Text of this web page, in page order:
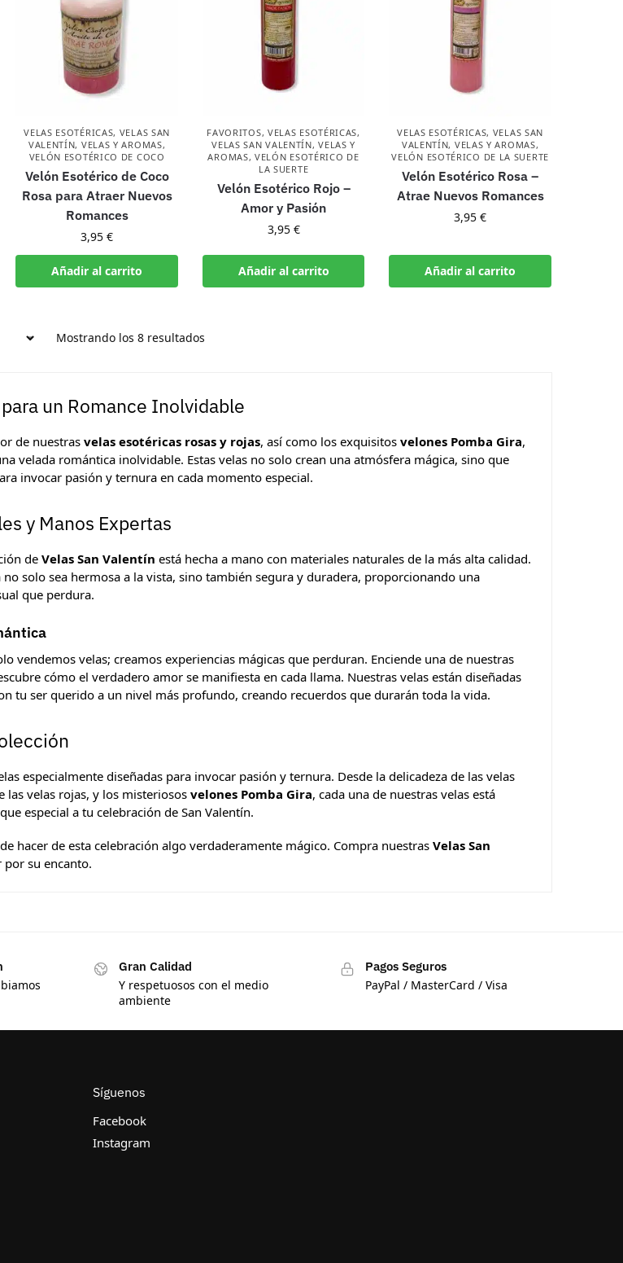
VELAS ESOTÉRICAS, VELAS SAN
VALENTÍN, VELAS Y AROMAS,
VELÓN ESOTÉRICO DE COCO
Velón Esotérico de Coco
Rosa para Atraer Nuevos
Romances
3,95€
Añadir al carrito
FAVORITOS, VELAS ESOTÉRICAS,
VELAS SAN VALENTÍN,VELAS Y
AROMAS,VELÓN ESOTÉRICO DE
LA SUERTE
Velón Esotérico Rojo –
Amor y Pasión
3,95 €
Añadir al carrito
VELAS ESOTÉRICAS, VELAS SAN
VALENTÍN, VELAS Y AROMAS,
VELÓN ESOTÉRICO DE LA SUERTE
Velón Esotérico Rosa –
Atrae Nuevos Romances
3,95€
Añadir al carrito
Mostrando los 8 resultados
un Romance Inolvidable
de nuestrasvelas esotéricas rosas y rojas, así como los exquisitos velones Pomba Gira,
velada romántica inolvidable. Estas velas no solo crean una atmósfera mágica, sino que
invocar pasión y ternura en cada momento especial.
y Manos Expertas
de Velas San Valentín está hecha a mano con materiales naturales de la más alta calidad.
no solo sea hermosa a la vista, sino también segura y duradera, proporcionando una
que perdura.
vendemos velas; creamos experiencias mágicas que perduran. Enciende una de nuestras
cómo el verdadero amor se manifiesta en cada llama. Nuestras velas están diseñadas
tu ser querido a un nivel más profundo, creando recuerdos que durarán toda la vida.
especialmente diseñadas para invocar pasión y ternura. Desde la delicadeza de las velas
las velas rojas, y los misteriososvelones Pomba Gira, cada una de nuestras velas está
especial a tu celebración de San Valentín.
hacer de esta celebración algo verdaderamente mágico. Compra nuestras Velas San
su encanto.
Gran Calidad
Y respetuosos con el medio
ambiente
Pagos Seguros
PayPal / MasterCard / Visa
Síguenos
Facebook
Instagram